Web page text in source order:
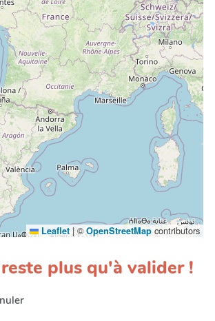
Leaflet |©OpenStreetMap contributors
plus qu'à valider !